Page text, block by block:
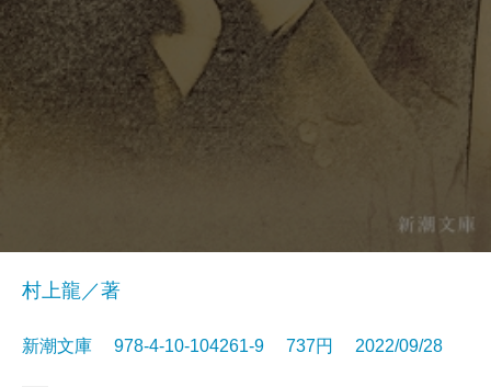
村上龍／著
新潮文庫 978-4-10-104261-9 737円 2022/09/28